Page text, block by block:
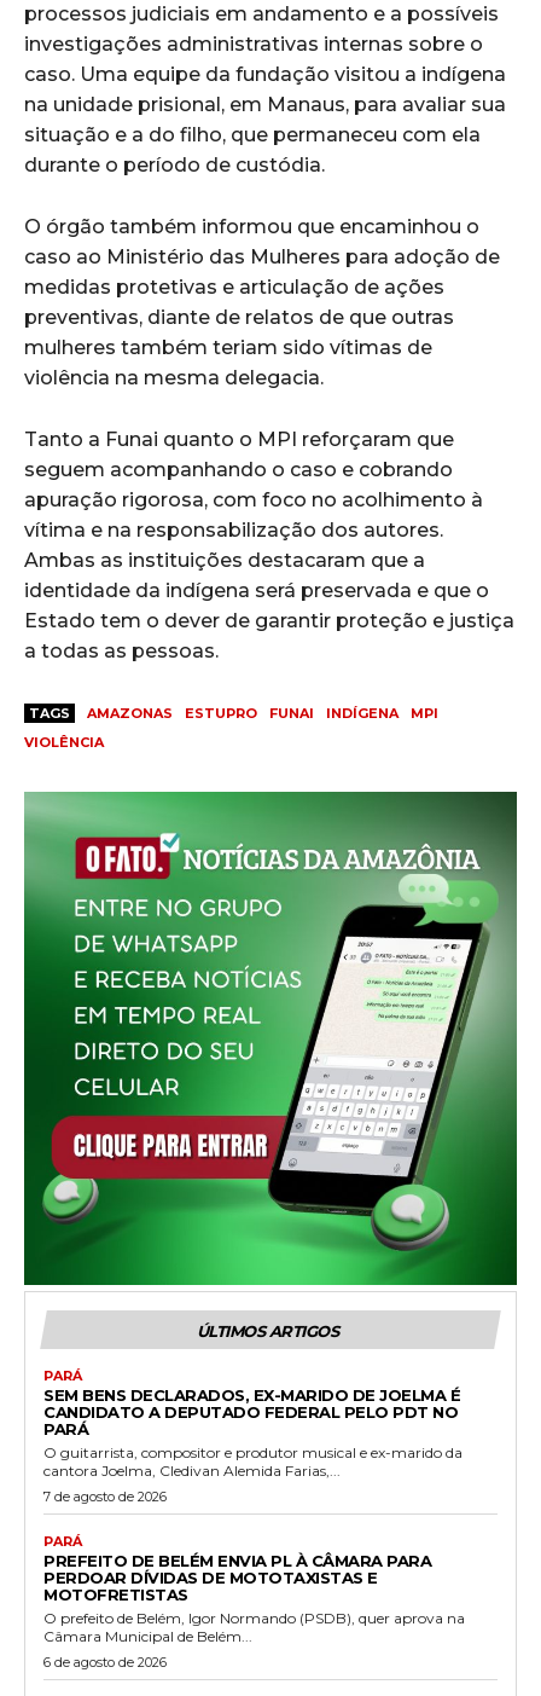
processos judiciais em andamento e a possíveis
investigações administrativas internas sobre o
caso. Uma equipe da fundação visitou a indígena
na unidade prisional, em Manaus, para avaliar sua
situação e a do filho, que permaneceu com ela
durante o período de custódia.
O órgão também informou que encaminhou o
caso ao Ministério das Mulheres para adoção de
medidas protetivas e articulação de ações
preventivas, diante de relatos de que outras
mulheres também teriam sido vítimas de
violência na mesma delegacia.
Tanto a Funai quanto o MPI reforçaram que
seguem acompanhando o caso e cobrando
apuração rigorosa, com foco no acolhimento à
vítima e na responsabilização dos autores.
Ambas as instituições destacaram que a
identidade da indígena será preservada e que o
Estado tem o dever de garantir proteção e justiça
a todas as pessoas.
TAGS AMAZONAS ESTUPRO FUNAI INDÍGENA
MPI
VIOLÊNCIA
ÚLTIMOS ARTIGOS
PARÁ
SEM BENS DECLARADOS, EX-MARIDO DE JOELMA É
CANDIDATO A DEPUTADO FEDERAL PELO PDT NO
PARÁ
O guitarrista, compositor e produtor musical e ex-marido da
cantora Joelma, Cledivan Alemida Farias,...
7 de agosto de 2026
PARÁ
PREFEITO DE BELÉM ENVIA PL À CÂMARA PARA
PERDOAR DÍVIDAS DE MOTOTAXISTAS E
MOTOFRETISTAS
O prefeito de Belém, Igor Normando (PSDB), quer aprova na
Câmara Municipal de Belém...
6 de agosto de 2026